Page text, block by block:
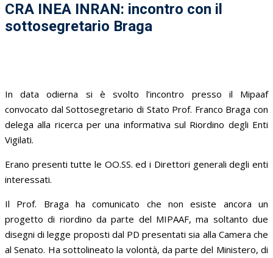
CRA INEA INRAN: incontro con il
sottosegretario Braga
In data odierna si è svolto l’incontro presso il Mipaaf
convocato dal Sottosegretario di Stato Prof. Franco Braga con
delega alla ricerca per una informativa sul Riordino degli Enti
Vigilati.
Erano presenti tutte le OO.SS. ed i Direttori generali degli enti
interessati.
Il Prof. Braga ha comunicato che non esiste ancora un
progetto di riordino da parte del MIPAAF, ma soltanto due
disegni di legge proposti dal PD presentati sia alla Camera che
al Senato. Ha sottolineato la volontà, da parte del Ministero, di